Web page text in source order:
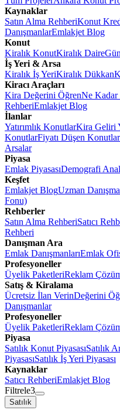
Kaynaklar
Satın Alma RehberiKonut
DanışmanlarEmlakjet Blog
Konut
Kiralık KonutKiralık Daire
İş Yeri & Arsa
Kiralık İş YeriKiralık Dükkan
Kiracı Araçları
Kira Değerini ÖğrenNe
RehberiEmlakjet Blog
İlanlar
Yatırımlık KonutlarKira Geliri
KonutlarFiyatı Düşen Konutlar
Arsalar
Piyasa
Emlak PiyasasıDemografi
Keşfet
Emlakjet BlogUzman
Fonu)
Rehberler
Satın Alma RehberiSatıcı
Rehberi
Danışman Ara
Emlak DanışmanlarıEmlak
Profesyoneller
Üyelik PaketleriReklam
Satış & Kiralama
Ücretsiz İlan VerinDeğerini
Danışmanlar
Profesyoneller
Üyelik PaketleriReklam
Piyasa
Satılık Konut PiyasasıSatılık
PiyasasıSatılık İş Yeri Piyasası
Kaynaklar
Satıcı RehberiEmlakjet Blog
Filtrele3
Satılık